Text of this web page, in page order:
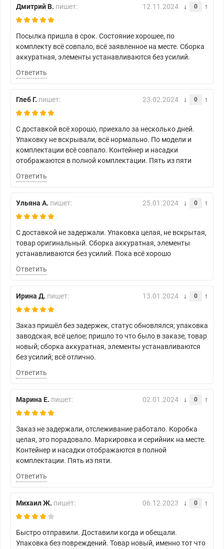
Дмитрий В. пишет: 12.11.2024 0
Посылка пришла в срок. Состояние хорошее, по
комплекту всё совпало, всё заявленное на месте. Сборка
аккуратная, элементы устанавливаются без усилий.
Ответить
Глеб Г. пишет: 23.02.2024 0
С доставкой всё хорошо, приехало за несколько дней.
Упаковку не вскрывали, всё нормально. По модели и
комплектации всё совпало. Контейнер и насадки
отображаются в полной комплектации. Пять из пяти
Ответить
Ульяна А. пишет: 25.01.2024 0
С доставкой не задержали. Упаковка целая, не вскрытая,
товар оригинальный. Сборка аккуратная, элементы
устанавливаются без усилий. Пока всё хорошо
Ответить
Ирина Д. пишет: 13.01.2024 0
Заказ пришёл без задержек, статус обновлялся; упаковка
заводская, всё целое; пришло то что было в заказе, товар
новый; сборка аккуратная, элементы устанавливаются
без усилий; всё отлично.
Ответить
Марина Е. пишет: 02.01.2024 0
Заказ не задержали, отслеживание работало. Коробка
целая, это порадовало. Маркировка и серийник на месте.
Контейнер и насадки отображаются в полной
комплектации. Пять из пяти.
Ответить
Михаил Ж. пишет: 06.12.2023 0
Быстро отправили. Доставили когда и обещали.
Упаковка без повреждений. Товар новый, именно тот что